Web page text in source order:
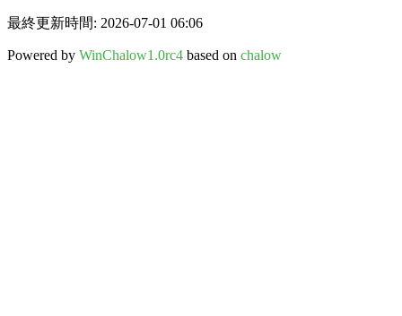
最終更新時間: 2026-07-01 06:06
Powered by WinChalow1.0rc4 based on chalow